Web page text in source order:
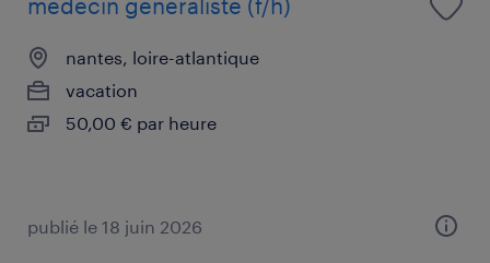
médecin généraliste (f/h)
nantes, loire-atlantique
vacation
50,00 € par heure
publié le 18 juin 2026